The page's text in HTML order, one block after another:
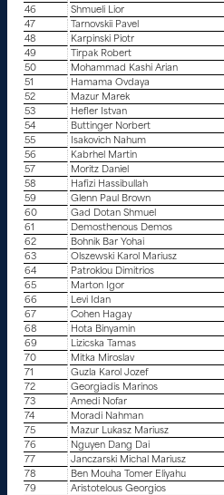
46
Shmueli Lior
47
Tarnovskii Pavel
48
Karpinski Piotr
49
Tirpak Robert
50
Mohammad Kashi Arian
51
Hamama Ovdaya
52
Mazur Marek
53
Hefler Istvan
54
Buttinger Norbert
55
Isakovich Nahum
56
Kabrhel Martin
57
Moritz Daniel
58
Hafizi Hassibullah
59
Glenn Paul Brown
60
Gad Dotan Shmuel
61
Demosthenous Demos
62
Bohnik Bar Yohai
63
Olszewski Karol Mariusz
64
Patroklou Dimitrios
65
Marton Igor
66
Levi Idan
67
Cohen Hagay
68
Hota Binyamin
69
Lizicska Tamas
70
Mitka Miroslav
71
Guzla Karol Jozef
72
Georgiadis Marinos
73
Amedi Nofar
74
Moradi Nahman
75
Mazur Lukasz Mariusz
76
Nguyen Dang Dai
77
Janczarski Michal Mariusz
78
Ben Mouha Tomer Eliyahu
79
Aristotelous Georgios